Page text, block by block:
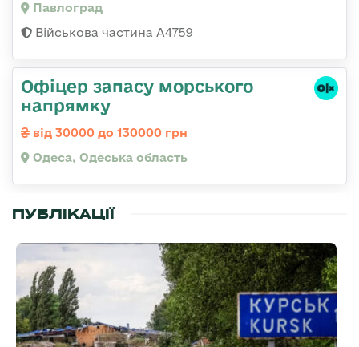
Павлоград
Військова частина А4759
Офіцер запасу морського
напрямку
від 30000 до 130000 грн
Одеса, Одеська область
ПУБЛІКАЦІЇ